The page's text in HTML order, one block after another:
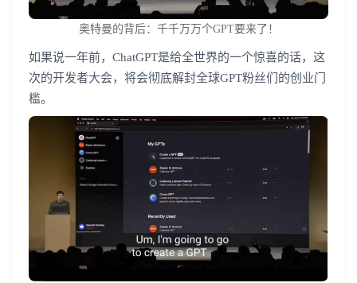
奥特曼的背后：千千万万个GPT要来了！
如果说一年前，ChatGPT是给全世界的一个惊喜的话，这
次的开发者大会，将会彻底解封全球GPT粉丝们的创业门
槛。